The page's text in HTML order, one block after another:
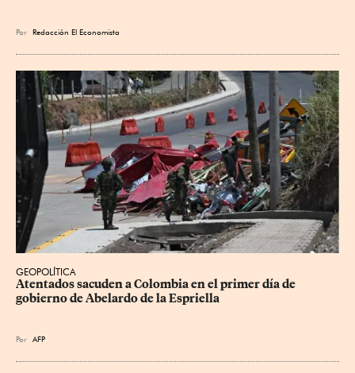
Por Redacción El Economista
GEOPOLÍTICA
Atentados sacuden a Colombia en el primer día de
gobierno de Abelardo de la Espriella
Por AFP